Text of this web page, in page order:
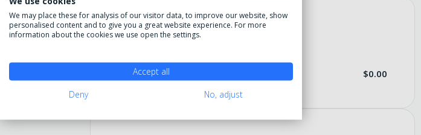
Verzend methode
Verzending binnen Benelux $0.00
We may place these for analysis of our visitor data, to improve our website, show
personalised content and to give you a great website experience. For more
information about the cookies we use open the settings.
Accept all
Deny
No, adjust